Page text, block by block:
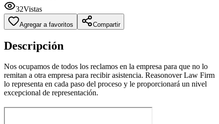
32Vistas
Agregar a favoritos Compartir
Descripción
Nos ocupamos de todos los reclamos en la empresa para que no lo
remitan a otra empresa para recibir asistencia. Reasonover Law Firm
lo representa en cada paso del proceso y le proporcionará un nivel
excepcional de representación.